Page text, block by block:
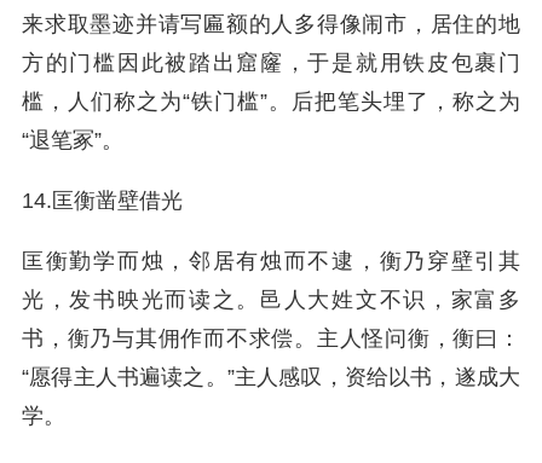
来求取墨迹并请写匾额的人多得像闹市，居住的地
方的门槛因此被踏出窟窿，于是就用铁皮包裹门
槛，人们称之为“铁门槛”。后把笔头埋了，称之为
“退笔冢”。
14.匡衡凿壁借光
匡衡勤学而烛，邻居有烛而不逮，衡乃穿壁引其
光，发书映光而读之。邑人大姓文不识，家富多
书，衡乃与其佣作而不求偿。主人怪问衡，衡曰：
“愿得主人书遍读之。”主人感叹，资给以书，遂成大
学。